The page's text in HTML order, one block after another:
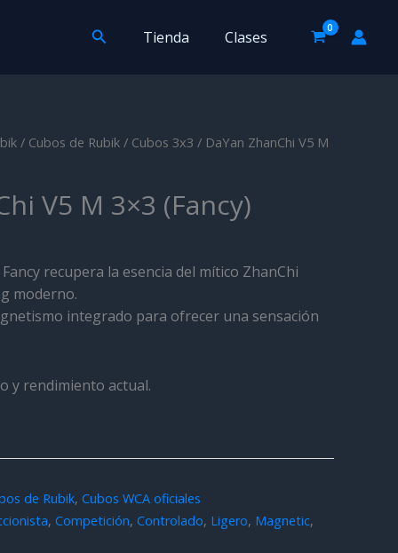
Buscar Tienda Clases
/ Cubos de Rubik / Cubos 3x3 / DaYan ZhanChi V5 M
V5 M 3×3 (Fancy)
recupera la esencia del mítico ZhanChi
moderno.
integrado para ofrecer una sensación
y rendimiento actual.
de Rubik, Cubos WCA oficiales
, Competición, Controlado, Ligero, Magnetic,